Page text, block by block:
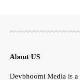
About US
Devbhoomi Media is